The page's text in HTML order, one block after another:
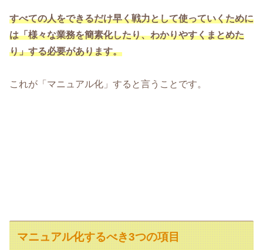
すべての人をできるだけ早く戦力として使っていくために
は「様々な業務を簡素化したり、わかりやすくまとめた
り」する必要があります。
これが「マニュアル化」すると言うことです。
マニュアル化するべき3つの項目